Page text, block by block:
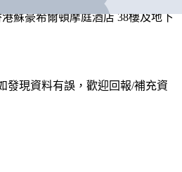
蘇豪希爾頓摩庭酒店 38樓及地下
發現資料有誤，歡迎回報/補充資